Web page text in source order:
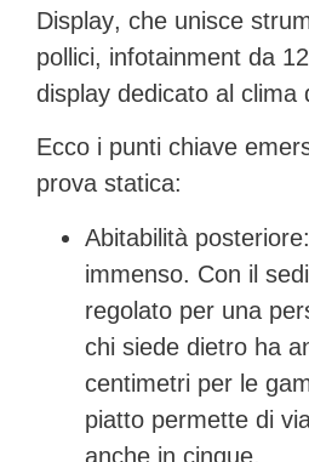
Display, che unisce
pollici, infotainment da
display dedicato al clima
Ecco i punti chiave
prova statica:
Abitabilità posteriore:
immenso. Con il
regolato per una
chi siede dietro ha
centimetri per le
piatto permette di
anche in cinque.